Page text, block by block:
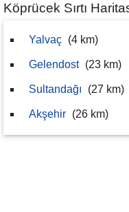
Köprücek Sırtı
Yalvaç (4 km)
Gelendost (23 km)
Sultandağı (27 km)
Akşehir (26 km)